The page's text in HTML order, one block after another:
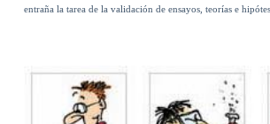
entraña la tarea de la validación de ensayos, teorías e